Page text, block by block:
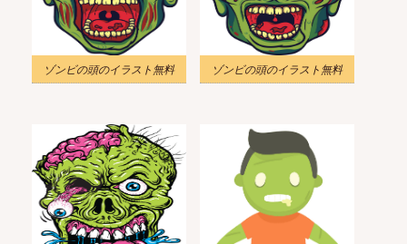
ゾンビの頭のイラスト無料 ゾンビの頭のイラスト無料